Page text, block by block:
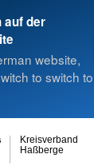
auf der
website,
to switch to
Haßberge
Kreisverband